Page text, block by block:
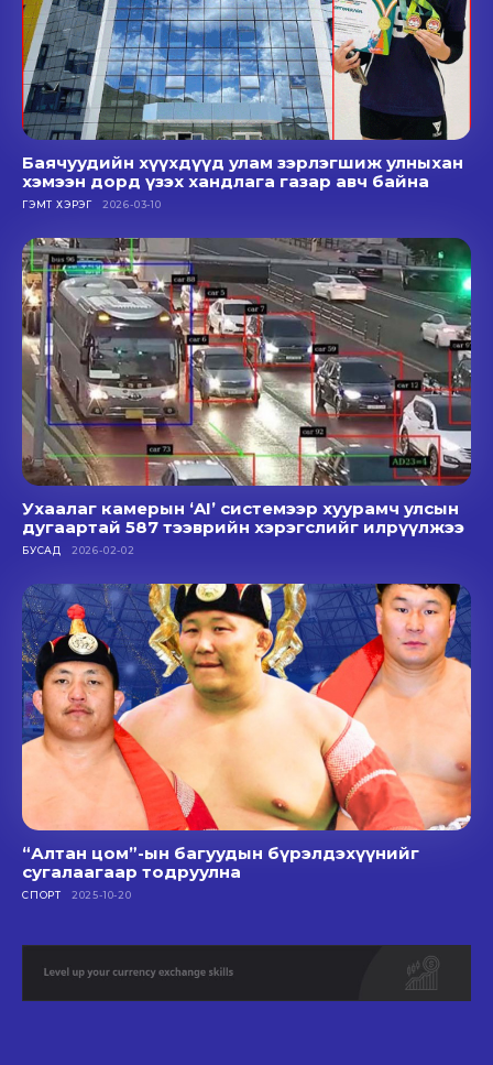
Баячуудийн хүүхдүүд улам зэрлэгшиж улныхан
хэмээн дорд үзэх хандлага газар авч байна
ГЭМТ ХЭРЭГ 2026-03-10
Ухаалаг камерын ‘AI’ системээр хуурамч улсын
дугаартай 587 тээврийн хэрэгслийг илрүүлжээ
БУСАД 2026-02-02
“Алтан цом”-ын багуудын бүрэлдэхүүнийг
сугалаагаар тодруулна
СПОРТ 2025-10-20